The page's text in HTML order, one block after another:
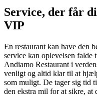
Service, der får
VIP
En restaurant kan have den
service kan oplevelsen falde
Andiamo Restaurant i
venligt og altid klar til at
som muligt. De tager sig tid
den ekstra mil for at sikre, at